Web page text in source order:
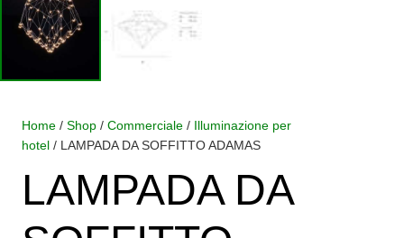
Home / Shop / Commerciale / Illuminazione per
hotel / LAMPADA DA SOFFITTO ADAMAS
LAMPADA DA